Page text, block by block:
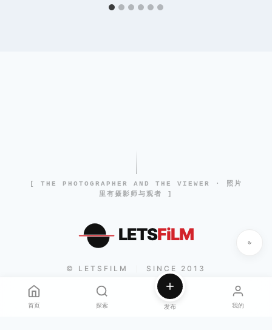
[ THE PHOTOGRAPHER AND THE VIEWER · 照片
里有摄影师与观者 ]
LETSFiLM
© LETSFILM SINCE 2013
首页 探索 发布 我的